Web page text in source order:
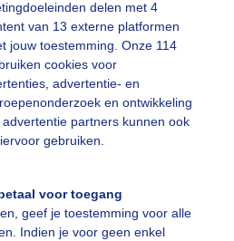
delen met 4
van 13 externe platformen
jouw toestemming. Onze 114
cookies voor
advertentie- en
en ontwikkeling
partners kunnen ook
gebruiken.
voor toegang
geef je toestemming voor alle
Indien je voor geen enkel
Een moment